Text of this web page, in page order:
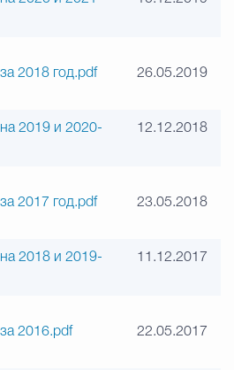
2018 год.pdf 26.05.2019
2019 и 2020-
12.12.2018
2017 год.pdf 23.05.2018
2018 и 2019-
11.12.2017
2016.pdf 22.05.2017